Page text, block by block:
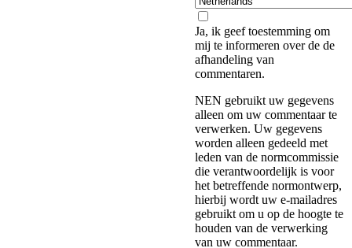
Ja, ik geef toestemming om
mij te informeren over de de
afhandeling van
commentaren.
NEN gebruikt uw gegevens
alleen om uw commentaar te
verwerken. Uw gegevens
worden alleen gedeeld met
leden van de normcommissie
die verantwoordelijk is voor
het betreffende normontwerp,
hierbij wordt uw e-mailadres
gebruikt om u op de hoogte te
houden van de verwerking
van uw commentaar.